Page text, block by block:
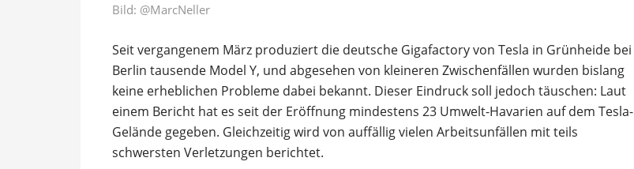
Bild: @MarcNeller
Seit vergangenem März produziert die deutsche Gigafactory von Tesla in Grünheide bei
Berlin tausende Model Y, und abgesehen von kleineren Zwischenfällen wurden bislang
keine erheblichen Probleme dabei bekannt. Dieser Eindruck soll jedoch täuschen: Laut
einem Bericht hat es seit der Eröffnung mindestens 23 Umwelt-Havarien auf dem Tesla-
Gelände gegeben. Gleichzeitig wird von auffällig vielen Arbeitsunfällen mit teils
schwersten Verletzungen berichtet.